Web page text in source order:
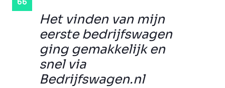
Het vinden van mijn
eerste bedrijfswagen
ging gemakkelijk en
snel via
Bedrijfswagen.nl